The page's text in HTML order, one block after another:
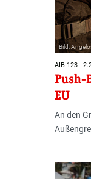
Bild:
AIB 123 -
Push-
EU
An den